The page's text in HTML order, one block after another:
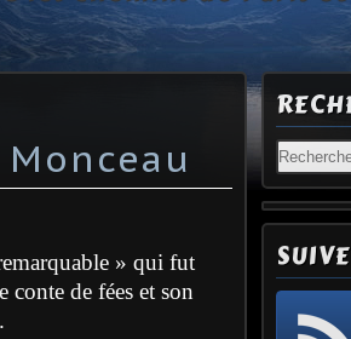
» qui fut
de fées et son